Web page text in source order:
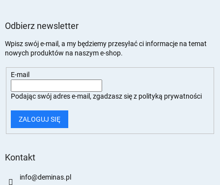
Odbierz newsletter
Wpisz swój e-mail, a my będziemy przesyłać ci informacje na temat
nowych produktów na naszym e-shop.
E-mail
Podając swój adres e-mail, zgadzasz się z polityką prywatności
ZALOGUJ SIĘ
Kontakt
info@deminas.pl